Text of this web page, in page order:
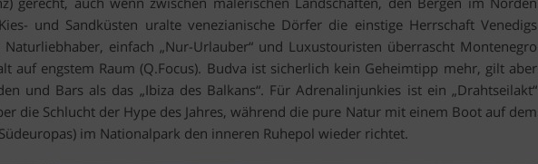
und Sandküsten uralte venezianische Dörfer die einstige Herrschaft Venedigs
einfach „Nur-Urlauber“ und Luxustouristen überrascht Montenegro
auf engstem Raum (Q.Focus). Budva ist sicherlich kein Geheimtipp mehr, gilt aber
und Bars als das „Ibiza des Balkans“. Für Adrenalinjunkies ist ein „Drahtseilakt“
die Schlucht der Hype des Jahres, während die pure Natur mit einem Boot auf dem
im Nationalpark den inneren Ruhepol wieder richtet.